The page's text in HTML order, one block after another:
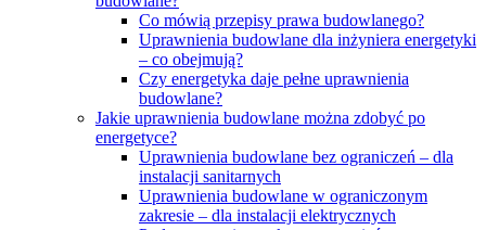
Co mówią przepisy prawa budowlanego?
Uprawnienia budowlane dla inżyniera energetyki
– co obejmują?
Czy energetyka daje pełne uprawnienia
budowlane?
Jakie uprawnienia budowlane można zdobyć po
energetyce?
Uprawnienia budowlane bez ograniczeń – dla
instalacji sanitarnych
Uprawnienia budowlane w ograniczonym
zakresie – dla instalacji elektrycznych